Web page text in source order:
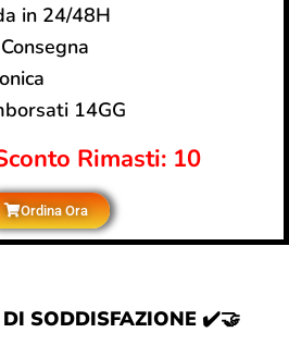
in 24/48H
14GG
Rimasti: 10
Ordina Ora
SODDISFAZIONE✔️🤝